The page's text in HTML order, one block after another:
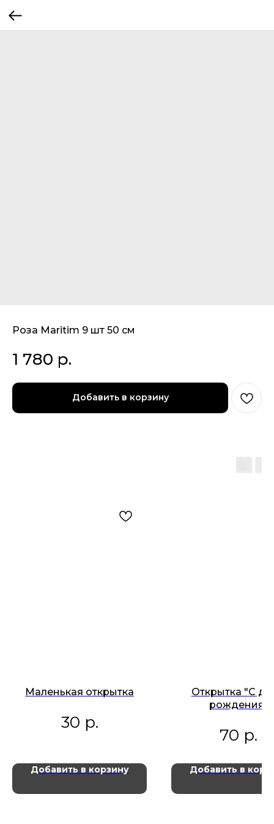
Роза Maritim 9 шт 50 см
1 780 р.
Добавить в корзину
Маленькая открытка
30 р.
Добавить в корзину
Открытка "С
рождения"
70 р.
Добавить в